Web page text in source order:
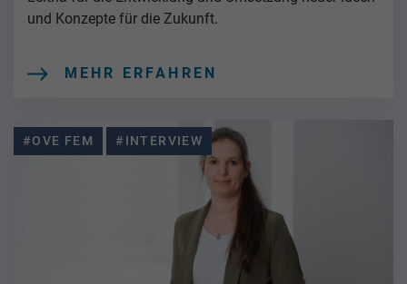
und Konzepte für die Zukunft.
MEHR ERFAHREN
#OVE FEM #INTERVIEW